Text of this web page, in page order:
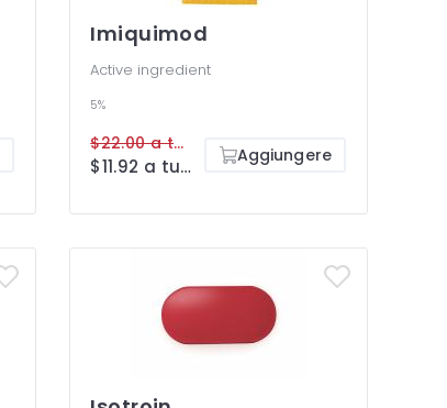
Imiquimod
Active ingredient
5%
$22.00 a tube
$11.92 a tube Aggiungere